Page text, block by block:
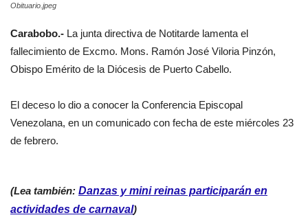
Obituario.jpeg
Carabobo.- La junta directiva de Notitarde lamenta el
fallecimiento de Excmo. Mons. Ramón José Viloria Pinzón,
Obispo Emérito de la Diócesis de Puerto Cabello.
El deceso lo dio a conocer la Conferencia Episcopal
Venezolana, en un comunicado con fecha de este miércoles 23
de febrero.
(Lea también: Danzas y mini reinas participarán en
actividades de carnaval)